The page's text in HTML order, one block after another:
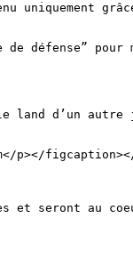
uniquement
défense” pour
le land d’un
p></
et seront au